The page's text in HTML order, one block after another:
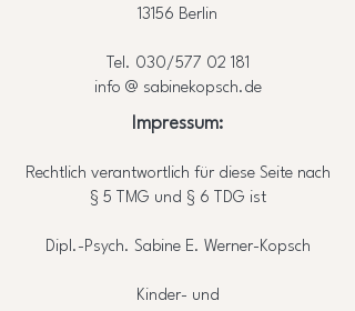
13156 Berlin​
Tel. 030/577 02 181
info @ sabinekopsch.de
Impressum:
Rechtlich verantwortlich für diese Seite nach
§ 5 TMG und § 6 TDG ist
Dipl.-Psych. Sabine E. Werner-Kopsch
Kinder- und